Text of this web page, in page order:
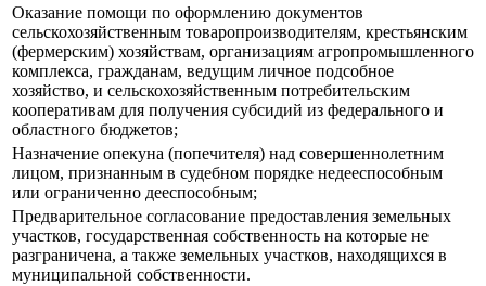
Оказание помощи по оформлению документов
сельскохозяйственным товаропроизводителям, крестьянским
(фермерским) хозяйствам, организациям агропромышленного
комплекса, гражданам, ведущим личное подсобное
хозяйство, и сельскохозяйственным потребительским
кооперативам для получения субсидий из федерального и
областного бюджетов;
Назначение опекуна (попечителя) над совершеннолетним
лицом, признанным в судебном порядке недееспособным
или ограниченно дееспособным;
Предварительное согласование предоставления земельных
участков, государственная собственность на которые не
разграничена, а также земельных участков, находящихся в
муниципальной собственности.